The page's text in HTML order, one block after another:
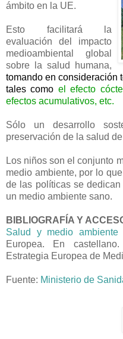
ámbito en la UE.
Esto facilitará la
evaluación del impacto
medioambiental global
sobre la salud humana,
tomando en consideración
tales como el efecto
efectos acumulativos, etc.
Sólo un desarrollo
preservación de la salud
Los niños son el conjunto
medio ambiente, por lo
de las políticas se
un medio ambiente sano.
BIBLIOGRAFÍA Y
Salud y medio ambiente
Europea. En
Estrategia Europea de
Fuente: Ministerio de